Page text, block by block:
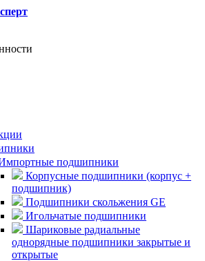
подшипники
Корпусные подшипники (корпус +
подшипник)
Подшипники скольжения GE
Игольчатые подшипники
Шариковые радиальные
однорядные подшипники закрытые и
открытые